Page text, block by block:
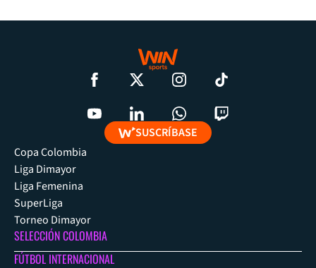
SUSCRÍBASE
Copa Colombia
Liga Dimayor
Liga Femenina
SuperLiga
Torneo Dimayor
SELECCIÓN COLOMBIA
FÚTBOL INTERNACIONAL